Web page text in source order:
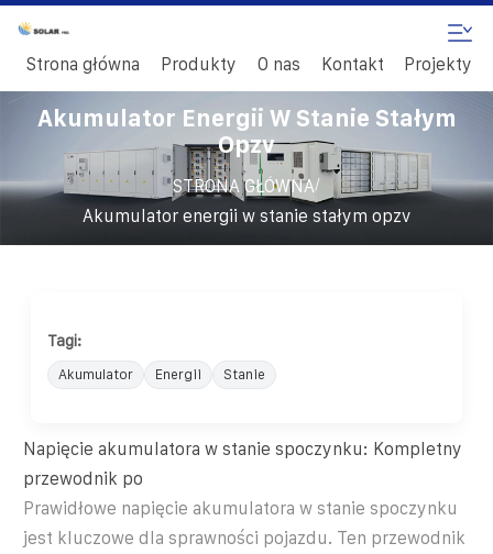
Strona główna Produkty O nas Kontakt Projekty
Akumulator Energii W Stanie Stałym
Opzv
STRONA GŁÓWNA/
Akumulator energii w stanie stałym opzv
Tagi:
Akumulator Energii Stanie
Napięcie akumulatora w stanie spoczynku: Kompletny
przewodnik po
Prawidłowe napięcie akumulatora w stanie spoczynku
jest kluczowe dla sprawności pojazdu. Ten przewodnik